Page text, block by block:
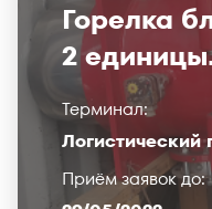
Горелка
2
Терминал:
Приём заявок до: